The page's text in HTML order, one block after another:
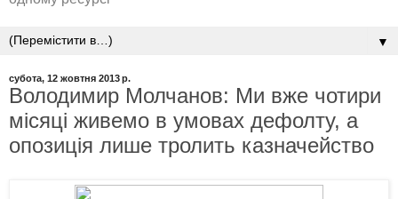
▼
субота, 12 жовтня 2013 р.
Володимир Молчанов: Ми вже чотири
місяці живемо в умовах дефолту, а
опозиція лише тролить казначейство